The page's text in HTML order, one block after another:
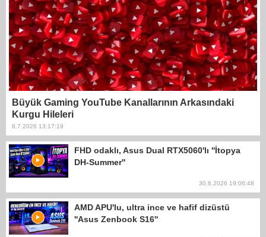
Büyük Gaming YouTube Kanallarının Arkasındaki
Kurgu Hileleri
8.7.2026 13:17:19
FHD odaklı, Asus Dual RTX5060'lı ''İtopya
DH-Summer''
30.6.2026 19:06:48
AMD APU'lu, ultra ince ve hafif dizüstü
''Asus Zenbook S16''